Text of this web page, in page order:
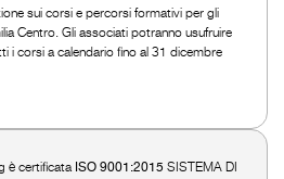
sui corsi e percorsi formativi per gli
Centro. Gli associati potranno usufruire
i corsi a calendario fino al 31 dicembre
è certificataISO 9001:2015 SISTEMA DI